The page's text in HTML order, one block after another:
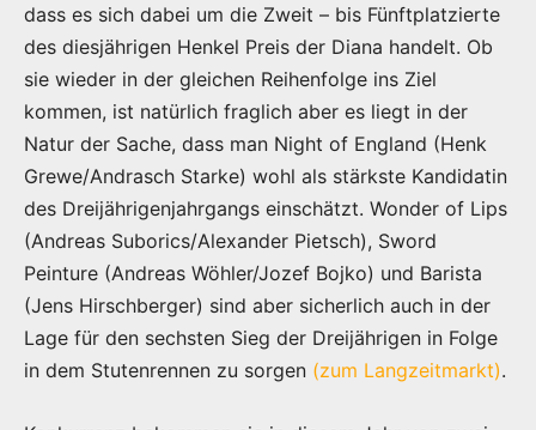
dass es sich dabei um die Zweit – bis Fünftplatzierte
des diesjährigen Henkel Preis der Diana handelt. Ob
sie wieder in der gleichen Reihenfolge ins Ziel
kommen, ist natürlich fraglich aber es liegt in der
Natur der Sache, dass man Night of England (Henk
Grewe/Andrasch Starke) wohl als stärkste Kandidatin
des Dreijährigenjahrgangs einschätzt. Wonder of Lips
(Andreas Suborics/Alexander Pietsch), Sword
Peinture (Andreas Wöhler/Jozef Bojko) und Barista
(Jens Hirschberger) sind aber sicherlich auch in der
Lage für den sechsten Sieg der Dreijährigen in Folge
in dem Stutenrennen zu sorgen (zum Langzeitmarkt).